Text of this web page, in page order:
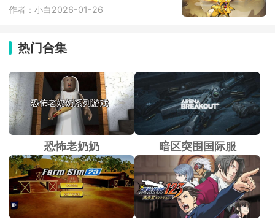
作者：小白2026-01-26
热门合集
恐怖老奶奶 暗区突围国际服